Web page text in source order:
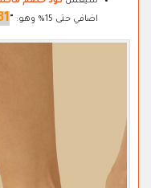
اضافي حتى 15% وهو:
"